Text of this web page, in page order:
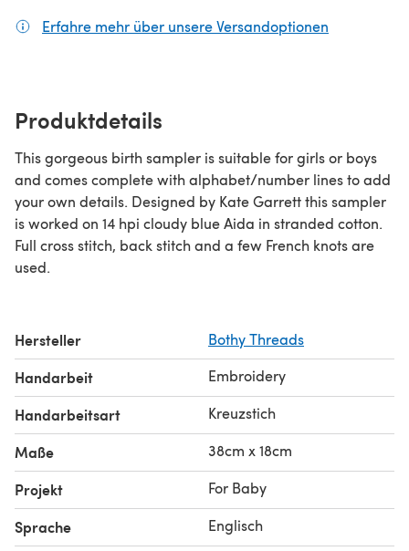
Erfahre mehr über unsere Versandoptionen
Produktdetails
This gorgeous birth sampler is suitable for girls or boys
and comes complete with alphabet/number lines to add
your own details. Designed by Kate Garrett this sampler
is worked on 14 hpi cloudy blue Aida in stranded cotton.
Full cross stitch, back stitch and a few French knots are
used.
Hersteller Bothy Threads
Handarbeit Embroidery
Handarbeitsart Kreuzstich
Maße 38cm x 18cm
Projekt For Baby
Sprache Englisch